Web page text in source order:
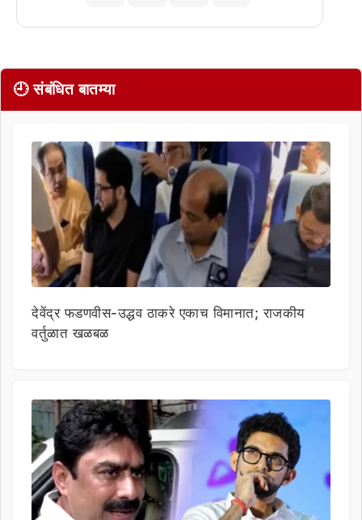
🕘 संबंधित बातम्या
देवेंद्र फडणवीस-उद्धव ठाकरे एकाच विमानात; राजकीय
वर्तुळात खळबळ